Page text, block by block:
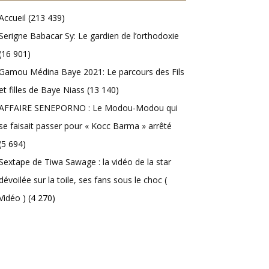
(213 439)
Babacar Sy: Le gardien de l’orthodoxie
901)
Médina Baye 2021: Le parcours des Fils
filles de Baye Niass (13 140)
SENEPORNO : Le Modou-Modou qui
faisait passer pour « Kocc Barma » arrêté
694)
de Tiwa Sawage : la vidéo de la star
sur la toile, ses fans sous le choc (
) (4 270)